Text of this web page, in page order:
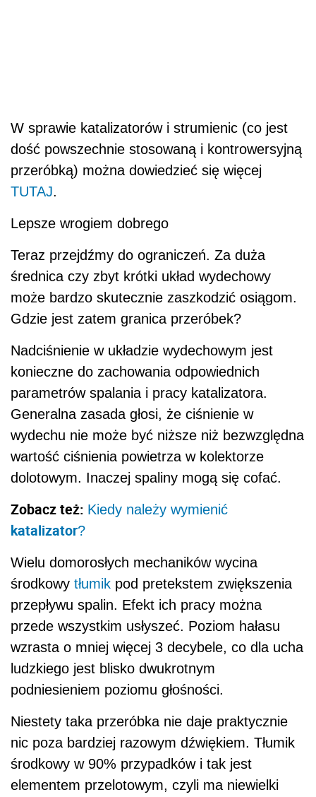
W sprawie katalizatorów i strumienic (co jest
dość powszechnie stosowaną i kontrowersyjną
przeróbką) można dowiedzieć się więcej
TUTAJ.
Lepsze wrogiem dobrego
Teraz przejdźmy do ograniczeń. Za duża
średnica czy zbyt krótki układ wydechowy
może bardzo skutecznie zaszkodzić osiągom.
Gdzie jest zatem granica przeróbek?
Nadciśnienie w układzie wydechowym jest
konieczne do zachowania odpowiednich
parametrów spalania i pracy katalizatora.
Generalna zasada głosi, że ciśnienie w
wydechu nie może być niższe niż bezwzględna
wartość ciśnienia powietrza w kolektorze
dolotowym. Inaczej spaliny mogą się cofać.
Zobacz też: Kiedy należy wymienić
katalizator?
Wielu domorosłych mechaników wycina
środkowy tłumik pod pretekstem zwiększenia
przepływu spalin. Efekt ich pracy można
przede wszystkim usłyszeć. Poziom hałasu
wzrasta o mniej więcej 3 decybele, co dla ucha
ludzkiego jest blisko dwukrotnym
podniesieniem poziomu głośności.
Niestety taka przeróbka nie daje praktycznie
nic poza bardziej razowym dźwiękiem. Tłumik
środkowy w 90% przypadków i tak jest
elementem przelotowym, czyli ma niewielki